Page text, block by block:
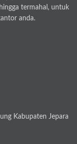
termahal, untuk
anda.
Kabupaten Jepara